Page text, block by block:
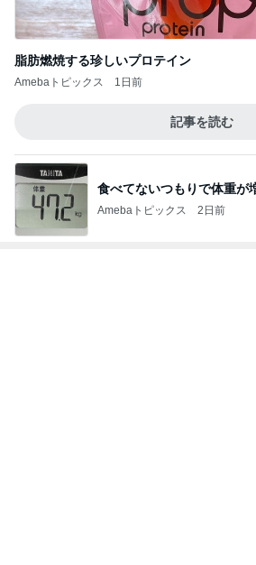
脂肪燃焼する珍しいプロテイン
Amebaトピックス 1日前
記事を読む
食べてないつもりで体重が
Amebaトピックス 2日前